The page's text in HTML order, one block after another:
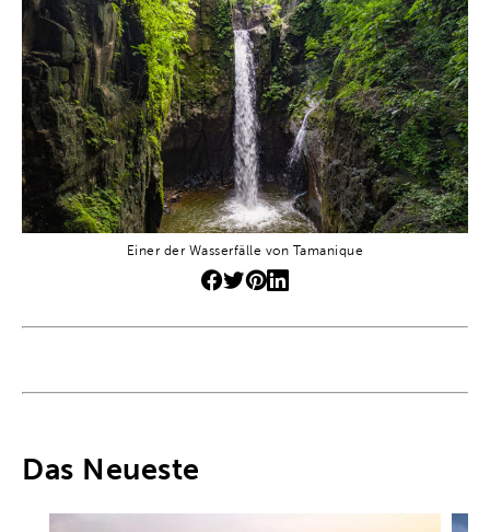
Einer der Wasserfälle von Tamanique
Das Neueste